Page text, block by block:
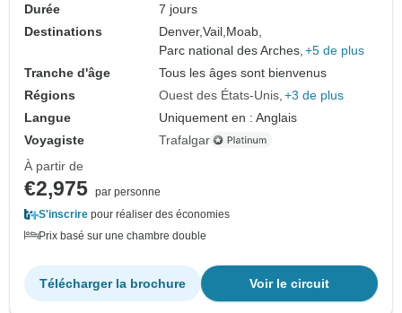
Durée
7 jours
Destinations
Denver,Vail, Moab,
Parc national des Arches, +5 de plus
Tranche d'âge
Tous les âges sont bienvenus
Régions
Ouest des États-Unis +3 de plus
Langue
Uniquement en : Anglais
Voyagiste
Trafalgar
À partir de
€2,975 par personne
S'inscrire pour réaliser des économies
Prix basé sur une chambre double
Voir le circuit
Télécharger la brochure